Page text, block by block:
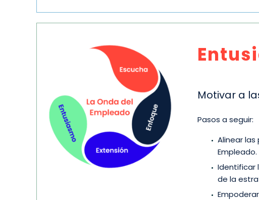
Motivar a
Pasos a seguir:
Alinear las
Empleado.
Identificar
de la